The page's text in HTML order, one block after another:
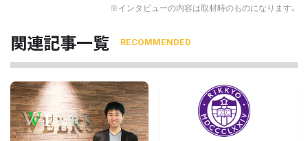
※インタビューの内容は取材時のものになります。
関連記事一覧 RECOMMENDED